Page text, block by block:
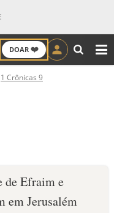
DOAR ❤️
1 Crônicas 9
de Efraim e
em Jerusalém